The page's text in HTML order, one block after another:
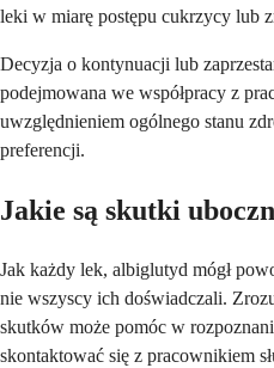
leki w miarę postępu cukrzycy lub
Decyzja o kontynuacji lub
podejmowana we współpracy z
uwzględnieniem ogólnego stanu
preferencji.
Jakie są skutki
Jak każdy lek, albiglutyd mógł
nie wszyscy ich doświadczali.
skutków może pomóc w
skontaktować się z pracownikiem